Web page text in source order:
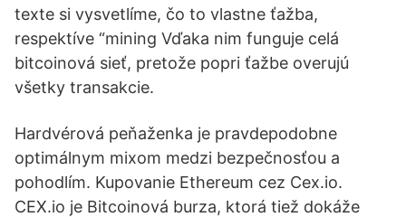
texte si vysvetlíme, čo to vlastne ťažba,
respektíve “mining Vďaka nim funguje celá
bitcoinová sieť, pretože popri ťažbe overujú
všetky transakcie.
Hardvérová peňaženka je pravdepodobne
optimálnym mixom medzi bezpečnosťou a
pohodlím. Kupovanie Ethereum cez Cex.io.
CEX.io je Bitcoinová burza, ktorá tiež dokáže